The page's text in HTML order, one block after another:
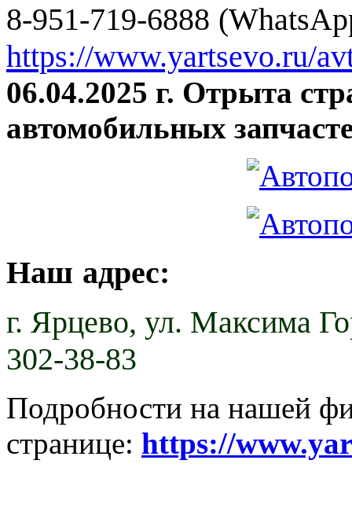
8-951-719-6888
https://www.yartsevo.ru/
06.04.2025 г. Отрыта
автомобильных
Наш адрес:
г. Ярцево, ул. Максима
302-38-83
Подробности на нашей
странице: https://